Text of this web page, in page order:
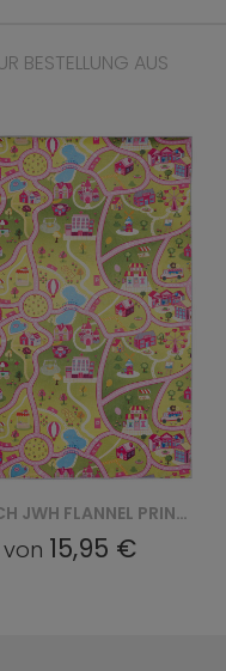
BESTELLUNG AUS
TEPPICH JWH FLANNEL PRINTED
von 15,95 €